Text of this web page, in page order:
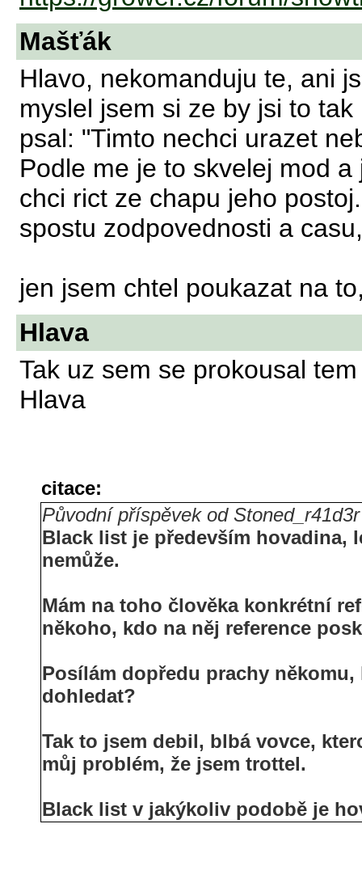
Mašťák
Hlavo, nekomanduju te, ani
myslel jsem si ze by jsi to
psal: "Timto nechci urazet
Podle me je to skvelej mod
chci rict ze chapu jeho
spostu zodpovednosti a
jen jsem chtel poukazat na
Hlava
Tak uz sem se prokousal
Hlava
citace:
Původní příspěvek od Stoned_r41d3r
Black list je především hovadina,
nemůže.
Mám na toho člověka konkrétní
někoho, kdo na něj reference
Posílám dopředu prachy
dohledat?
Tak to jsem debil, blbá vovce,
můj problém, že jsem trottel.
Black list v jakýkoliv podobě je